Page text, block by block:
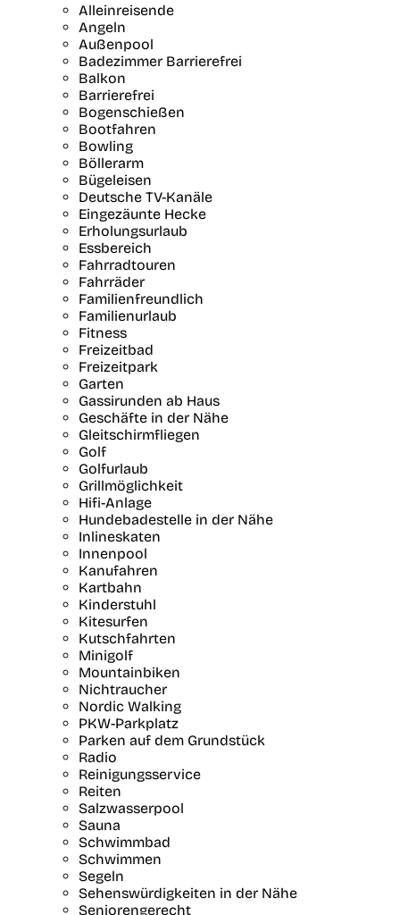
Alleinreisende
Angeln
Außenpool
Badezimmer Barrierefrei
Balkon
Barrierefrei
Bogenschießen
Bootfahren
Bowling
Böllerarm
Bügeleisen
Deutsche TV-Kanäle
Eingezäunte Hecke
Erholungsurlaub
Essbereich
Fahrradtouren
Fahrräder
Familienfreundlich
Familienurlaub
Fitness
Freizeitbad
Freizeitpark
Garten
Gassirunden ab Haus
Geschäfte in der Nähe
Gleitschirmfliegen
Golf
Golfurlaub
Grillmöglichkeit
Hifi-Anlage
Hundebadestelle in der Nähe
Inlineskaten
Innenpool
Kanufahren
Kartbahn
Kinderstuhl
Kitesurfen
Kutschfahrten
Minigolf
Mountainbiken
Nichtraucher
Nordic Walking
PKW-Parkplatz
Parken auf dem Grundstück
Radio
Reinigungsservice
Reiten
Salzwasserpool
Sauna
Schwimmbad
Schwimmen
Segeln
Sehenswürdigkeiten in der Nähe
Seniorengerecht